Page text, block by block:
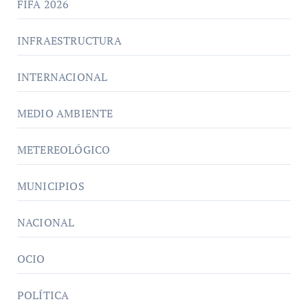
FIFA 2026
INFRAESTRUCTURA
INTERNACIONAL
MEDIO AMBIENTE
METEREOLÓGICO
MUNICIPIOS
NACIONAL
OCIO
POLÍTICA